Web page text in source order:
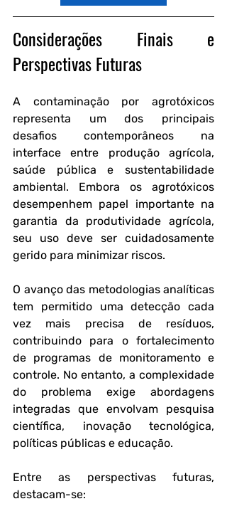
Considerações Finais e
Perspectivas Futuras
A contaminação por agrotóxicos
representa um dos principais
desafios contemporâneos na
interface entre produção agrícola,
saúde pública e sustentabilidade
ambiental. Embora os agrotóxicos
desempenhem papel importante na
garantia da produtividade agrícola,
seu uso deve ser cuidadosamente
gerido para minimizar riscos.
O avanço das metodologias analíticas
tem permitido uma detecção cada
vez mais precisa de resíduos,
contribuindo para o fortalecimento
de programas de monitoramento e
controle. No entanto, a complexidade
do problema exige abordagens
integradas que envolvam pesquisa
científica, inovação tecnológica,
políticas públicas e educação.
Entre as perspectivas futuras,
destacam-se: